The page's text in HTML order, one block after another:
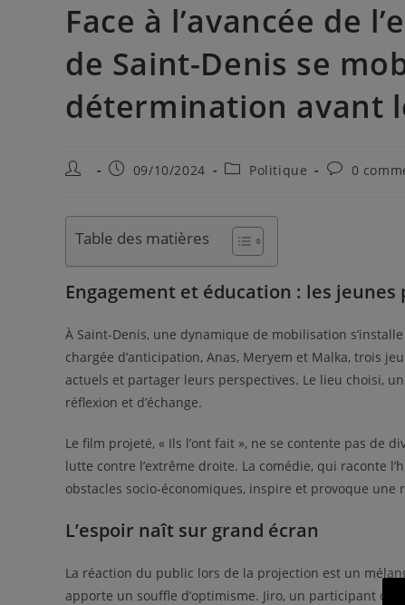
Face à l’avancée de
de Saint-Denis se
détermination avant
09/10/2024 Politique 0
Table des matières
Engagement et éducation : les
À Saint-Denis, une dynamique de mobilisation
chargée d’anticipation, Anas, Meryem et Malka, trois
actuels et partager leurs perspectives. Le lieu choisi,
réflexion et d’échange.
Le film projeté, « Ils l’ont fait », ne se contente pas de
lutte contre l’extrême droite. La comédie, qui raconte
obstacles socio-économiques, inspire et provoque
L’espoir naît sur grand écran
La réaction du public lors de la projection est un
apporte un souffle d’optimisme. Jiro, un participant